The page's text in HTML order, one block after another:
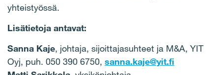
yhteistyössä.
Lisätietoja antavat:
Sanna Kaje, johtaja, sijoittajasuhteet ja M&A, YIT
Oyj, puh. 050 390 6750, sanna.kaje@yit.fi